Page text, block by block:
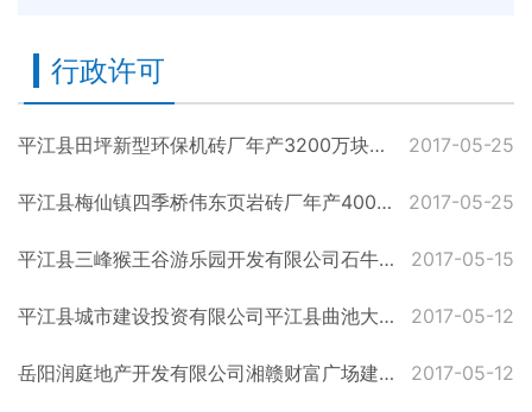
行政许可
平江县田坪新型环保机砖厂年产3200万块页岩砖项目受理公示 2017-05-25
平江县梅仙镇四季桥伟东页岩砖厂年产4000万块页岩砖项目受理公示 2017-05-25
平江县三峰猴王谷游乐园开发有限公司石牛寨猴王谷文化乐园项目拟批复公示 2017-05-15
平江县城市建设投资有限公司平江县曲池大桥及接线道路工程项目拟批复公示 2017-05-12
岳阳润庭地产开发有限公司湘赣财富广场建设项目拟批复公示 2017-05-12